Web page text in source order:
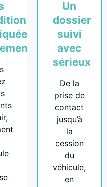
Un
dossier
suivi
avec
sérieux
De la
prise de
contact
jusqu’à
la
cession
du
véhicule,
en